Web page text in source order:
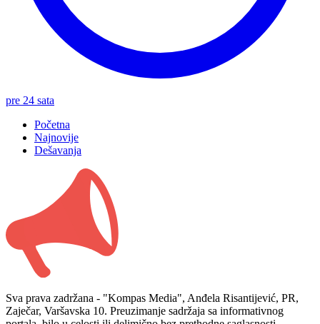
pre 24 sata
Početna
Najnovije
Dešavanja
Sva prava zadržana - "Kompas Media", Anđela Risantijević, PR,
Zaječar, Varšavska 10. Preuzimanje sadržaja sa informativnog